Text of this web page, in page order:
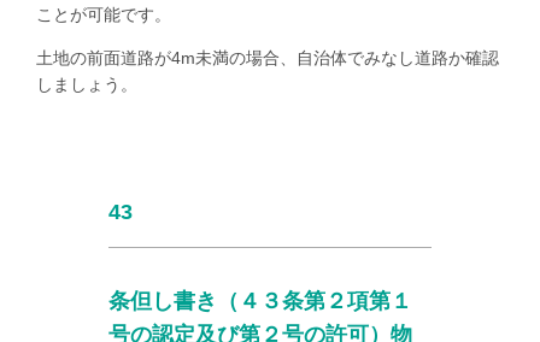
ことが可能です。
土地の前面道路が4m未満の場合、自治体でみなし道路か確認
しましょう。
43
条但し書き（４３条第２項第１
号の認定及び第２号の許可）物